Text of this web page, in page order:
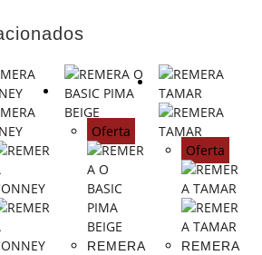
Oferta
REMERA
Oferta
REMERA